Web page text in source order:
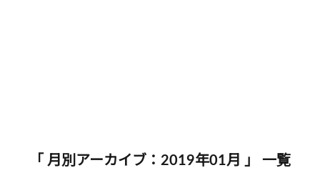
「 月別アーカイブ：2019年01月 」 一覧